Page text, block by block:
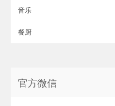
音乐
餐厨
官方微信